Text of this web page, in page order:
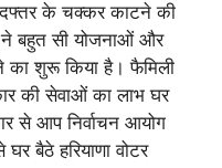
के चक्कर काटने की
ने बहुत सी योजनाओं और
का शुरू किया है। फैमिली
की सेवाओं का लाभ घर
से आप निर्वाचन आयोग
बैठे हरियाणा वोटर